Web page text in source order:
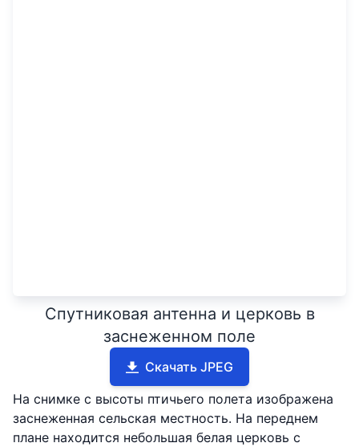
Спутниковая антенна и церковь в
заснеженном поле
Скачать JPEG
На снимке с высоты птичьего полета изображена
заснеженная сельская местность. На переднем
плане находится небольшая белая церковь с